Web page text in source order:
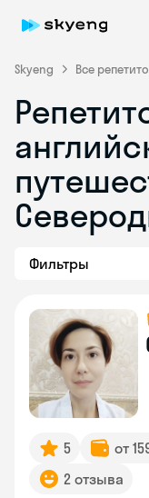
Skyeng Все
Фильтры
5 от
2 отзыва
Skyeng Chat